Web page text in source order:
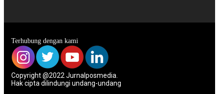
Terhubung dengan kami
Copyright @2022 Jurnalposmedia.
Hak cipta dilindungi undang-undang